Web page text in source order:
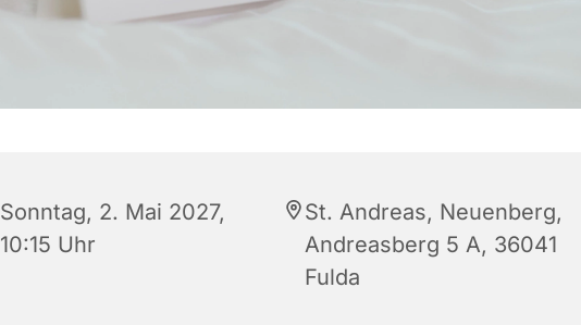
Sonntag, 2. Mai 2027,
10:15 Uhr
St. Andreas, Neuenberg,
Andreasberg 5 A, 36041
Fulda